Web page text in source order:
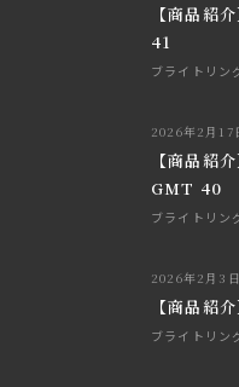
【商品紹
41
ブライトリン
2026年2月17
【商品紹
GMT 40
ブライトリン
2026年2月3日
【商品紹
ブライトリン